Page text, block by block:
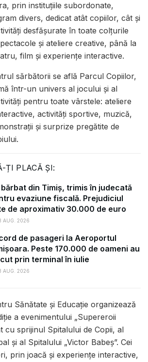
prin instituțiile subordonate,
divers, dedicat atât copiilor, cât și
desfășurate în toate colțurile
și ateliere creative, până la
film și experiențe interactive.
sărbătorii se află Parcul Copiilor,
într-un univers al jocului și al
pentru toate vârstele: ateliere
activități sportive, muzică,
și surprize pregătite de
ȚI PLACĂ ȘI:
bărbat din Timiș, trimis în judecată
evaziune fiscală. Prejudiciul
de aproximativ 30.000 de euro
AUG. 2026
de pasageri la Aeroportul
Peste 170.000 de oameni au
prin terminal în iulie
AUG. 2026
Sănătate și Educație organizează
a evenimentului „Supereroii
cu sprijinul Spitalului de Copii, al
și al Spitalului „Victor Babeș”. Cei
prin joacă și experiențe interactive,